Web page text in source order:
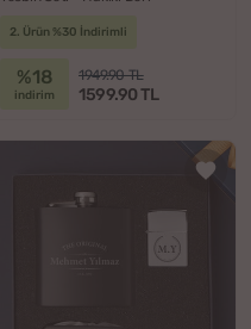
2. Ürün %30 İndirimli
%18
indirim
1949.90 TL
1599.90 TL